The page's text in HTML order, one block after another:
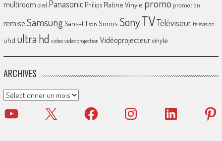
multiroom oled Panasonic Philips Platine Vinyle promo promotion
remiseSamsungSans-fil son Sonos SonyTVTéléviseur télévision
uhd ultra hd video videoprojection Vidéoprojecteurvinyle
ARCHIVES
Archives
YouTube X Facebook Instagram LinkedIn